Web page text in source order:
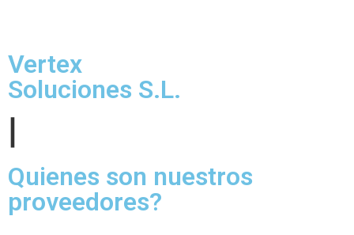
Vertex
Soluciones S.L.
Quienes son nuestros
proveedores?